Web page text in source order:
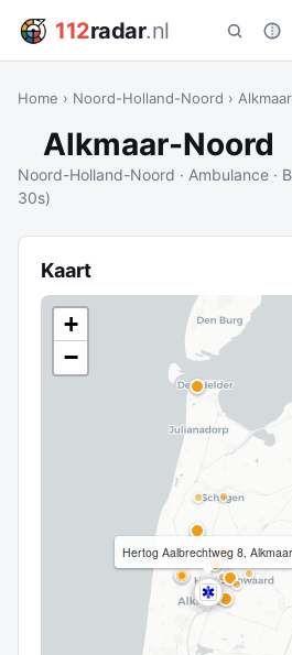
112radar.nl
Home › Noord-Holland-Noord ›
Alkmaar-Noord
Noord-Holland-Noord · Ambulance ·
30s)
Kaart
Hertog Aalbrechtweg 8, Alkmaar
+
−